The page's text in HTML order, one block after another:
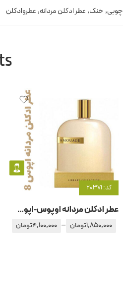
چوبی, خنک, عطر ادکلن مردانه, عطروادکلن
کد: 20371
عطر ادکلن مردانه اوپوس-اپوس 8 آمواج – آمواژ اوپوس
1,850,000تومان –
4,100,000تومان